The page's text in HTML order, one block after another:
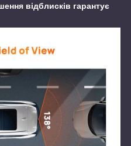
відблисків гарантує